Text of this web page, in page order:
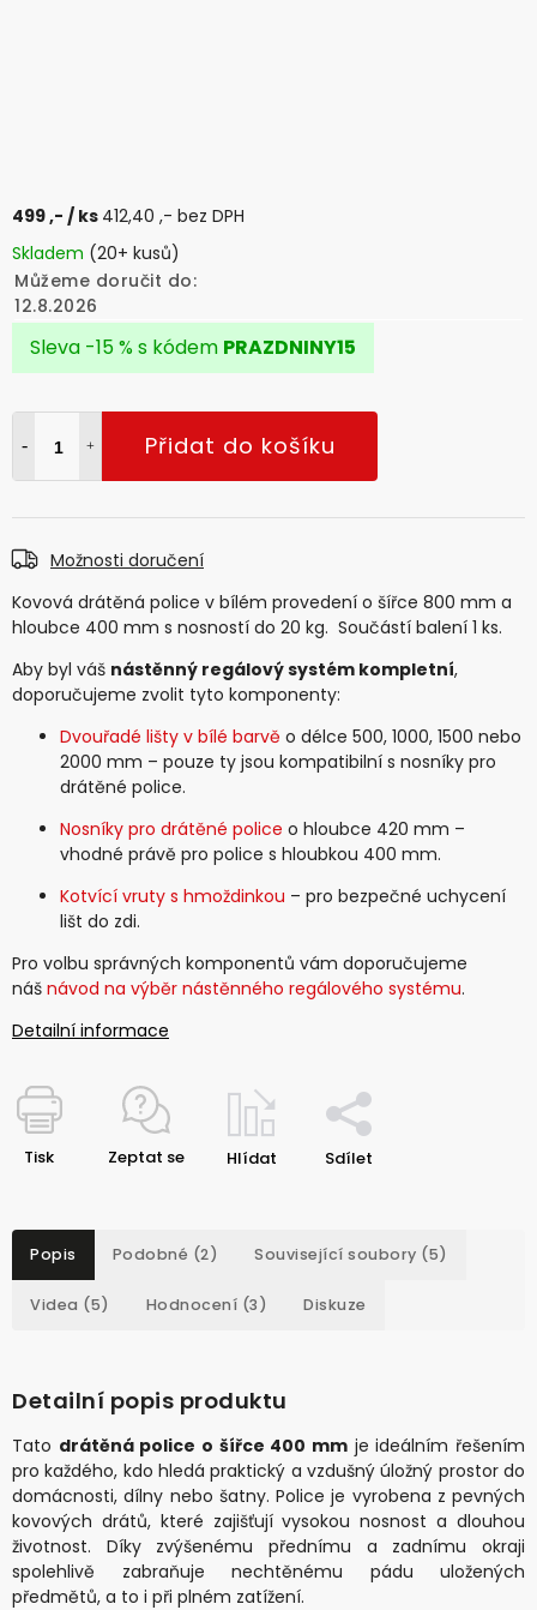
499 ,- / ks 412,40 ,- bez DPH
Skladem (20+ kusů)
Můžeme doručit do:
12.8.2026
Sleva -15 % s kódem PRAZDNINY15
Přidat do košíku
Možnosti doručení
Kovová drátěná police v bílém provedení o šířce 800 mm a
hloubce 400 mm s nosností do 20 kg. Součástí balení 1 ks.
Aby byl váš nástěnný regálový systém kompletní,
doporučujeme zvolit tyto komponenty:
Dvouřadé lišty v bílé barvě o délce 500, 1000, 1500 nebo
2000 mm – pouze ty jsou kompatibilní s nosníky pro
drátěné police.
Nosníky pro drátěné police o hloubce 420 mm –
vhodné právě pro police s hloubkou 400 mm.
Kotvící vruty s hmoždinkou – pro bezpečné uchycení
lišt do zdi.
Pro volbu správných komponentů vám doporučujeme
náš návod na výběr nástěnného regálového systému.
Detailní informace
Tisk Zeptat se Hlídat Sdílet
Popis Podobné (2) Související soubory (5)
Videa (5) Hodnocení (3) Diskuze
Detailní popis produktu
Tato drátěná police o šířce 400 mm je ideálním řešením
pro každého, kdo hledá praktický a vzdušný úložný prostor do
domácnosti, dílny nebo šatny. Police je vyrobena z pevných
kovových drátů, které zajišťují vysokou nosnost a dlouhou
životnost. Díky zvýšenému přednímu a zadnímu okraji
spolehlivě zabraňuje nechtěnému pádu uložených
předmětů, a to i při plném zatížení.